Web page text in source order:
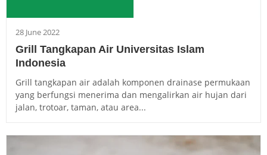
28 June 2022
Grill Tangkapan Air Universitas Islam
Indonesia
Grill tangkapan air adalah komponen drainase permukaan
yang berfungsi menerima dan mengalirkan air hujan dari
jalan, trotoar, taman, atau area...